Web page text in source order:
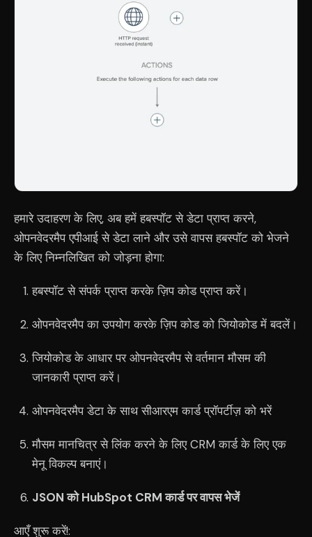
हमारे उदाहरण के लिए, अब हमें हबस्पॉट से डेटा प्राप्त करने,
ओपनवेदरमैप एपीआई से डेटा लाने और उसे वापस हबस्पॉट को भेजने
के लिए निम्नलिखित को जोड़ना होगा:
हबस्पॉट से संपर्क प्राप्त करके ज़िप कोड प्राप्त करें।
ओपनवेदरमैप का उपयोग करके ज़िप कोड को जियोकोड में बदलें।
जियोकोड के आधार पर ओपनवेदरमैप से वर्तमान मौसम की
जानकारी प्राप्त करें।
ओपनवेदरमैप डेटा के साथ सीआरएम कार्ड प्रॉपर्टीज़ को भरें
मौसम मानचित्र से लिंक करने के लिए CRM कार्ड के लिए एक
मेनू विकल्प बनाएं।
JSON को HubSpot CRM कार्ड पर वापस भेजें
आएँ शुरू करें!: